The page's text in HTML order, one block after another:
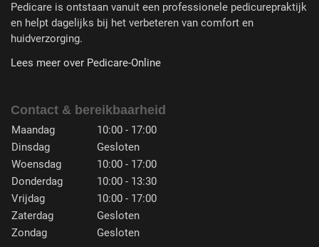
Pedicare is ontstaan vanuit een professionele pedicurepraktijk
en helpt dagelijks bij het verbeteren van comfort en
huidverzorging.
Lees meer over Pedicare-Online
Contact & bereikbaarheid
Maandag
10:00 - 17:00
Dinsdag
Gesloten
Woensdag
10:00 - 17:00
Donderdag
10:00 - 13:30
Vrijdag
10:00 - 17:00
Zaterdag
Gesloten
Zondag
Gesloten